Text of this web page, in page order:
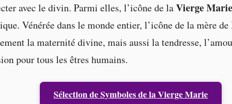
avec le divin. Parmi elles, l’icône de laVierge Marie
Vénérée dans le monde entier, l’icône de la mère
la maternité divine, mais aussi la tendresse,
pour tous les êtres humains.
Sélection de Symboles de la Vierge Marie